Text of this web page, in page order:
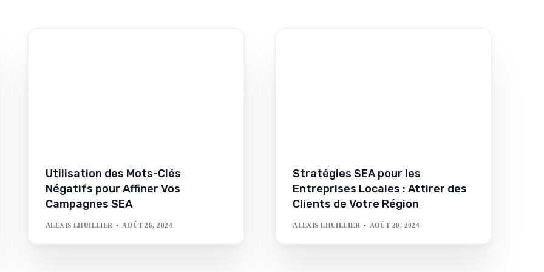
personnalisé.
Utilisation des Mots-Clés
Négatifs pour Affiner Vos
Campagnes SEA
ALEXIS LHUILLIER AOÛT 26, 2024
Stratégies SEA pour les
Entreprises Locales : Attirer des
Clients de Votre Région
ALEXIS LHUILLIER AOÛT 20, 2024